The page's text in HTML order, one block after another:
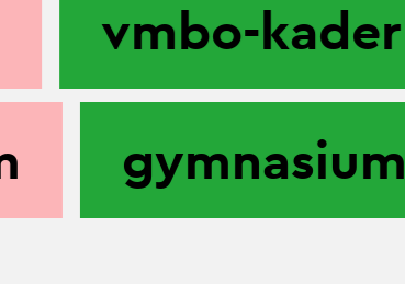
vmbo-kader
gymnasium